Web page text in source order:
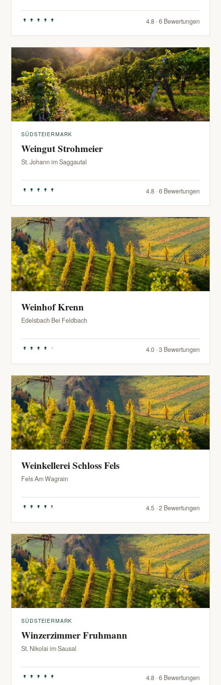
4.8 · 6 Bewertungen
SÜDSTEIERMARK
Weingut Strohmeier
St. Johann im Saggautal
4.8 · 6 Bewertungen
Weinhof Krenn
Edelsbach Bei Feldbach
4.0 · 3 Bewertungen
Weinkellerei Schloss Fels
Fels Am Wagrain
4.5 · 2 Bewertungen
SÜDSTEIERMARK
Winzerzimmer Fruhmann
St. Nikolai im Sausal
4.8 · 6 Bewertungen